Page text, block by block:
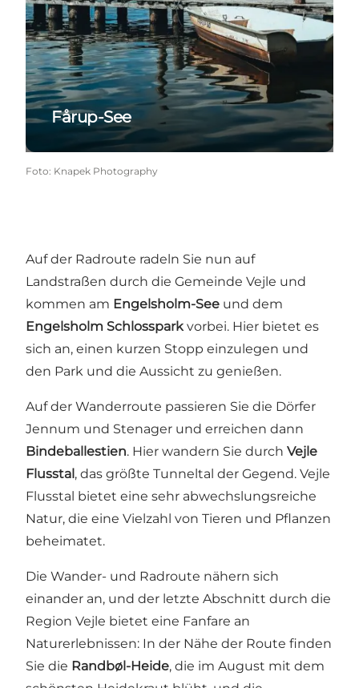
Fårup-See
Foto: Knapek Photography
Auf der Radroute radeln Sie nun auf
Landstraßen durch die Gemeinde Vejle und
kommen am Engelsholm-See und dem
Engelsholm Schlossparkvorbei. Hier bietet es
sich an, einen kurzen Stopp einzulegen und
den Park und die Aussicht zu genießen.
Auf der Wanderroute passieren Sie die Dörfer
Jennum und Stenager und erreichen dann
Bindeballestien. Hier wandern Sie durch Vejle
Flusstal, das größte Tunneltal der Gegend. Vejle
Flusstal bietet eine sehr abwechslungsreiche
Natur, die eine Vielzahl von Tieren und Pflanzen
beheimatet.
Die Wander- und Radroute nähern sich
einander an, und der letzte Abschnitt durch die
Region Vejle bietet eine Fanfare an
Naturerlebnissen: In der Nähe der Route finden
Sie die Randbøl-Heide, die im August mit dem